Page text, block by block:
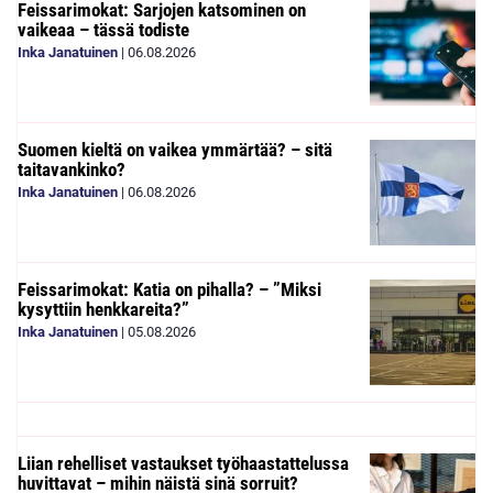
Feissarimokat: Sarjojen katsominen on
vaikeaa – tässä todiste
Inka Janatuinen | 06.08.2026
Suomen kieltä on vaikea ymmärtää? – sitä
taitavankinko?
Inka Janatuinen | 06.08.2026
Feissarimokat: Katia on pihalla? – ”Miksi
kysyttiin henkkareita?”
Inka Janatuinen | 05.08.2026
Liian rehelliset vastaukset työhaastattelussa
huvittavat – mihin näistä sinä sorruit?